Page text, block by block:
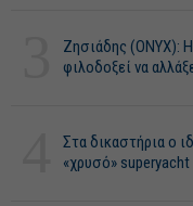
Ζησιάδης (ONYX):
φιλοδοξεί να
Στα δικαστήρια ο
«χρυσό»